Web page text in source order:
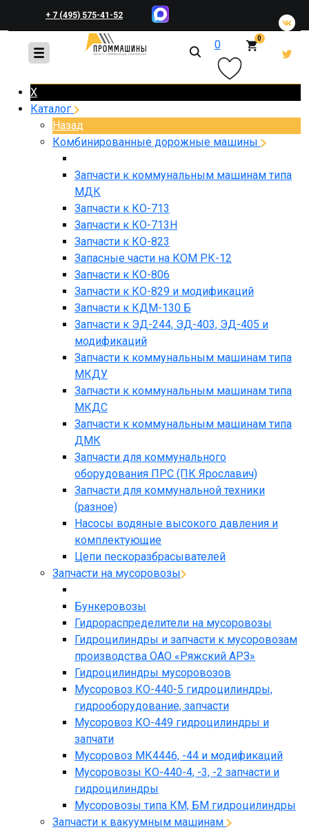
+ 7 (495) 575-41-52
+ 7 (495) 648-45-83 0 0
X
Каталог
Назад
Комбинированные дорожные машины
Запчасти к коммунальным машинам типа
МДК
Запчасти к КО-713
Запчасти к КО-713Н
Запчасти к КО-823
Запасные части на КОМ РК-12
Запчасти к КО-806
Запчасти к КО-829 и модификаций
Запчасти к КДМ-130 Б
Запчасти к ЭД-244, ЭД-403, ЭД-405 и
модификаций
Запчасти к коммунальным машинам типа
МКДУ
Запчасти к коммунальным машинам типа
МКДС
Запчасти к коммунальным машинам типа
ДМК
Запчасти для коммунального
оборудования ПРС (ПК Ярославич)
Запчасти для коммунальной техники
(разное)
Насосы водяные высокого давления и
комплектующие
Цепи пескоразбрасывателей
Запчасти на мусоровозы
Бункеровозы
Гидрораспределители на мусоровозы
Гидроцилиндры и запчасти к мусоровозам
производства ОАО «Ряжский АРЗ»
Гидроцилиндры мусоровозов
Мусоровоз КО-440-5 гидроцилиндры,
гидрооборудование, запчасти
Мусоровоз КО-449 гидроцилиндры и
запчати
Мусоровоз МК4446, -44 и модификаций
Мусоровозы КО-440-4, -3, -2 запчасти и
гидроцилиндры
Мусоровозы типа КМ, БМ гидроцилиндры
Запчасти к вакуумным машинам